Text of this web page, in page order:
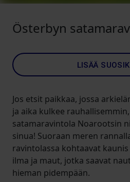
Österbyn
LISÄÄ
Jos etsit paikkaa, jossa
ja aika kulkee
satamaravintola Noarootsin
sinua! Suoraan meren
ravintolassa kohtaavat
ilma ja maut, jotka saavat
hieman pidempään.